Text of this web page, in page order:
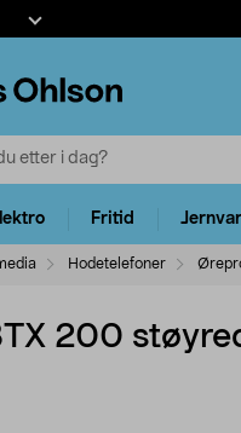
Fritid
Hodetelefoner
200